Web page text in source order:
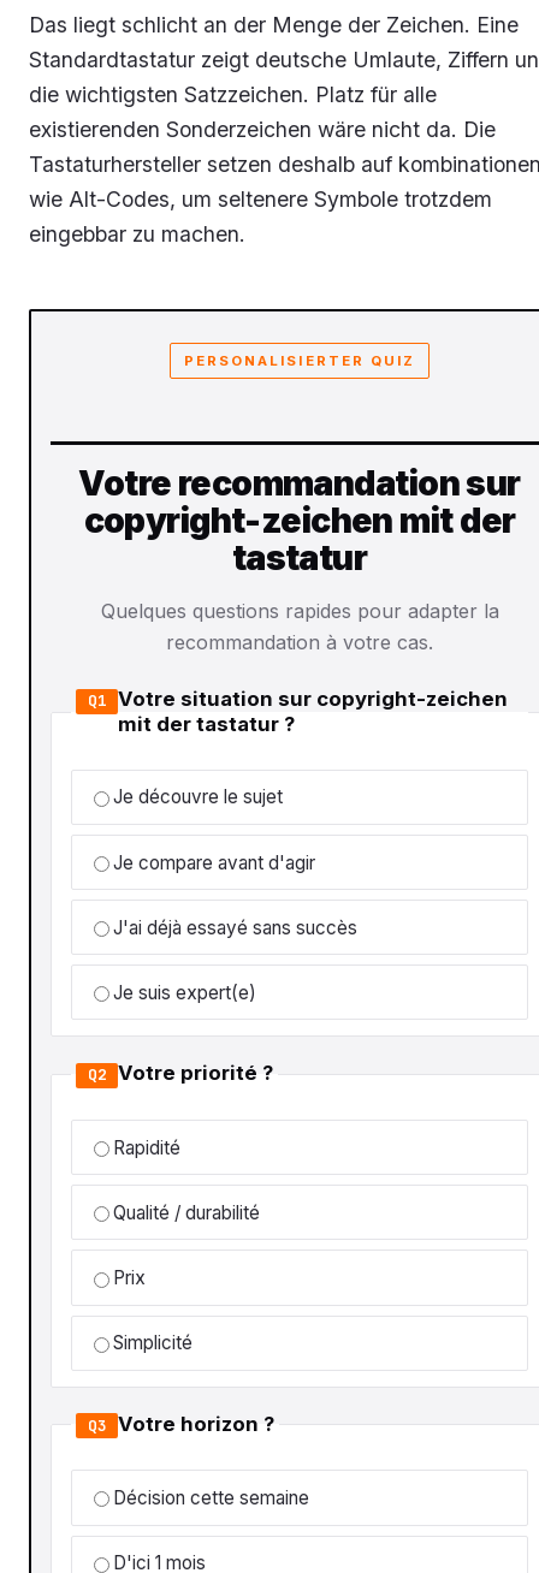
Das liegt schlicht an der Menge der Zeichen. Eine
Standardtastatur zeigt deutsche Umlaute, Ziffern
die wichtigsten Satzzeichen. Platz für alle
existierenden Sonderzeichen wäre nicht da. Die
Tastaturhersteller setzen deshalb auf
wie Alt-Codes, um seltenere Symbole trotzdem
eingebbar zu machen.
PERSONALISIERTER QUIZ
Votre recommandation sur
copyright-zeichen mit der
tastatur
Quelques questions rapides pour adapter la
recommandation à votre cas.
Q1 Votre situation sur copyright-zeichen
mit der tastatur ?
Je découvre le sujet
Je compare avant d'agir
J'ai déjà essayé sans succès
Je suis expert(e)
Q2 Votre priorité ?
Rapidité
Qualité / durabilité
Prix
Simplicité
Q3 Votre horizon ?
Décision cette semaine
D'ici 1 mois